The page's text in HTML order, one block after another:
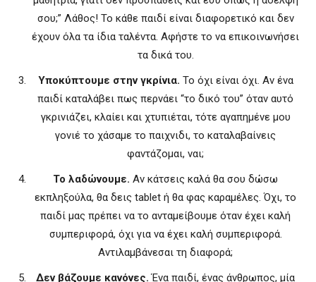
σου;” Λάθος! Το κάθε παιδί είναι διαφορετικό και δεν
έχουν όλα τα ίδια ταλέντα. Αφήστε το να επικοινωνήσει
τα δικά του.
Υποκύπτουμε στην γκρίνια. Το όχι είναι όχι. Αν ένα
παιδί καταλάβει πως περνάει “το δικό του” όταν αυτό
γκρινιάζει, κλαίει και χτυπιέται, τότε αγαπημένε μου
γονιέ το χάσαμε το παιχνιδι, το καταλαβαίνεις
φαντάζομαι, ναι;
Το λαδώνουμε. Αν κάτσεις καλά θα σου δώσω
εκπληξούλα, θα δεις tablet ή θα φας καραμέλες. Όχι, το
παιδί μας πρέπει να το ανταμείβουμε όταν έχει καλή
συμπεριφορά, όχι για να έχει καλή συμπεριφορά.
Αντιλαμβάνεσαι τη διαφορά;
Δεν βάζουμε κανόνες. Ένα παιδί, ένας άνθρωπος, μία